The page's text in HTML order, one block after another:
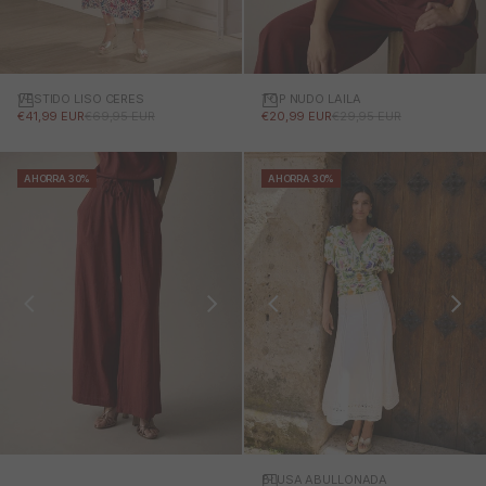
VESTIDO LISO CERES
PRECIO DE OFERTA
€41,99 EURPRECIO NORMAL
€69,95 EUR
TOP NUDO LAILA
PRECIO DE OFERTA
€20,99 EURPRECIO NORMAL
€29,95 EUR
AHORRA 30% AHORRA 30%
BLUSA ABULLONADA